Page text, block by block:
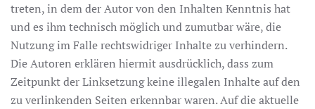
treten, in dem der Autor von den Inhalten Kenntnis hat
und es ihm technisch möglich und zumutbar wäre, die
Nutzung im Falle rechtswidriger Inhalte zu verhindern.
Die Autoren erklären hiermit ausdrücklich, dass zum
Zeitpunkt der Linksetzung keine illegalen Inhalte auf den
zu verlinkenden Seiten erkennbar waren. Auf die aktuelle